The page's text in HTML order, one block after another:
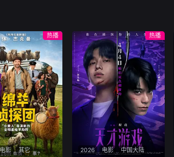
电影 其它
热播
2026 电影 中国大陆
热播